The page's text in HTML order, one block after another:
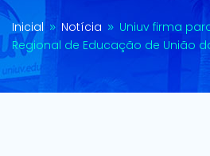
Inicial 9 Notícia 9 Uniuv firma
Regional de Educação de União